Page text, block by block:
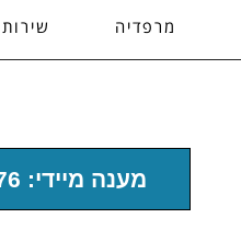
מרפדיה שירות
מענה מיידי: 072-326-4376